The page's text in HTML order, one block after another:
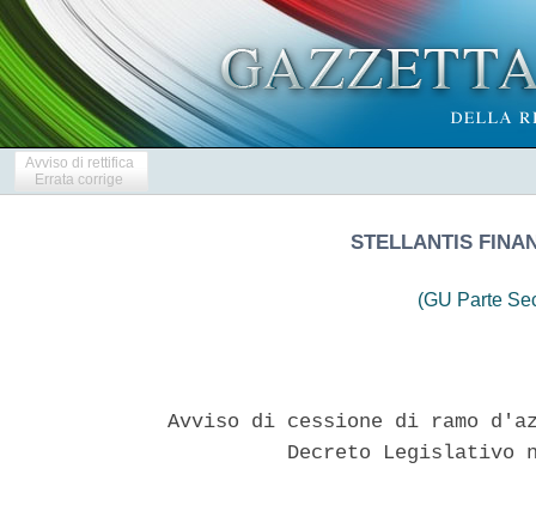
Avviso di rettifica
Errata corrige
STELLANTIS
(GU Parte